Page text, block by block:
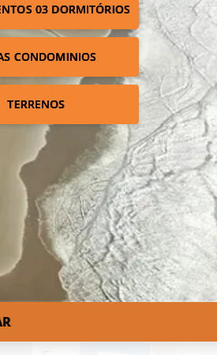
03 DORMITÓRIOS
CONDOMINIOS
TERRENOS